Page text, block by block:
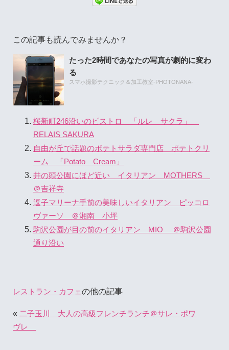
この記事も読んでみませんか？
たった2時間であなたの写真が劇的に変わ
る
スマホ撮影テクニック＆加工教室-PHOTONANA-
桜新町246沿いのビストロ 「ルレ サクラ」
RELAIS SAKURA
自由が丘で話題のポテトサラダ専門店 ポテトクリ
ーム 「Potato Cream」
井の頭公園にほど近い イタリアン MOTHERS
＠吉祥寺
逗子マリーナ手前の美味しいイタリアン ピッコロ
ヴァーソ ＠湘南 小坪
駒沢公園が目の前のイタリアン MIO ＠駒沢公園
通り沿い
レストラン・カフェの他の記事
« 二子玉川 大人の高級フレンチランチ＠サレ・ポワ
ヴレ